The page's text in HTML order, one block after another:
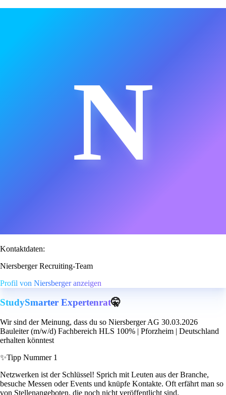
N
Kontaktdaten:
Niersberger Recruiting-Team
Profil von Niersberger anzeigen
StudySmarter Expertenrat🤫
Wir sind der Meinung, dass du so Niersberger AG 30.03.2026
Bauleiter (m/w/d) Fachbereich HLS 100% | Pforzheim | Deutschland
erhalten könntest
✨Tipp Nummer 1
Netzwerken ist der Schlüssel! Sprich mit Leuten aus der Branche,
besuche Messen oder Events und knüpfe Kontakte. Oft erfährt man so
von Stellenangeboten, die noch nicht veröffentlicht sind.